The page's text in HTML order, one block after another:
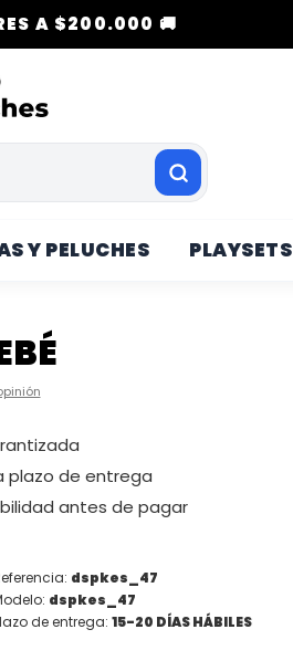
A $200.000 🚚
Y PELUCHES PLAYSETS
plazo de entrega
antes de pagar
dspkes_47
dspkes_47
de entrega: 15-20 DÍAS HÁBILES